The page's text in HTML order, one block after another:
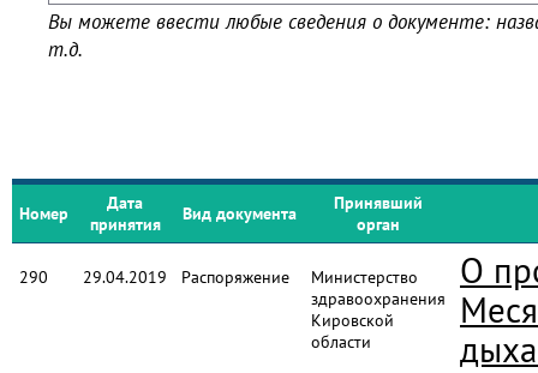
Вы можете ввести любые сведения о документе:
т.д.
Номер
Дата
принятия
Вид документа
Принявший
орган
290 29.04.2019 Распоряжение
Министерство
здравоохранения
Кировской
области
О